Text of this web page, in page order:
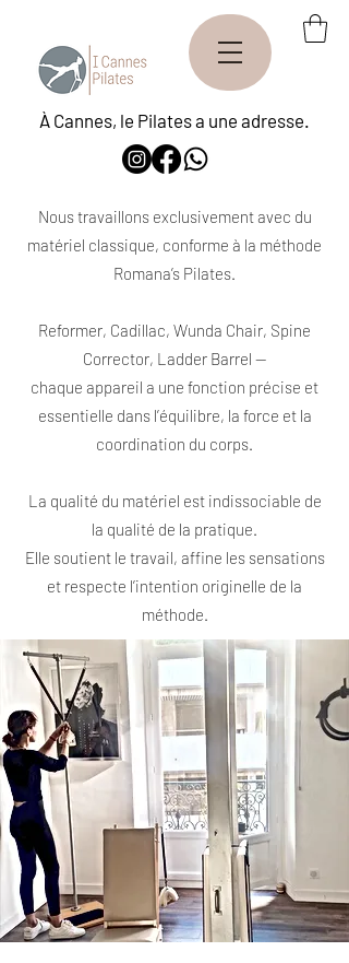
À Cannes, le Pilates a une adresse.
Nous travaillons exclusivement avec du
matériel classique, conforme à la méthode
Romana’s Pilates.
Reformer, Cadillac, Wunda Chair, Spine
Corrector, Ladder Barrel —
chaque appareil a une fonction précise et
essentielle dans l’équilibre, la force et la
coordination du corps.
La qualité du matériel est indissociable de
la qualité de la pratique.
Elle soutient le travail, affine les sensations
et respecte l’intention originelle de la
méthode.